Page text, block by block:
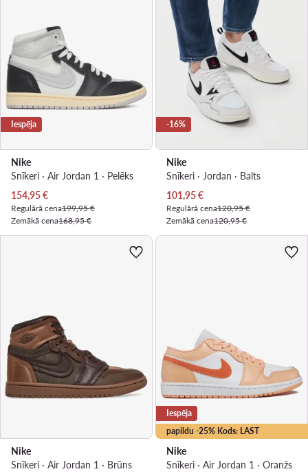
Iespēja
Nike
Snīkeri · Air Jordan 1 · Pelēks
Pašreizējā cena
154,95€
Regulārā cena199,95 €
Zemākā cena168,95 €
-16%
Nike
Snīkeri · Jordan · Balts
Pašreizējā cena
101,95€
Regulārā cena120,95 €
Zemākā cena120,95 €
Nike
Snīkeri · Air Jordan 1 · Brūns
papildu -25% Kods: LAST
Iespēja
Nike
Snīkeri · Air Jordan 1 · Oranžs